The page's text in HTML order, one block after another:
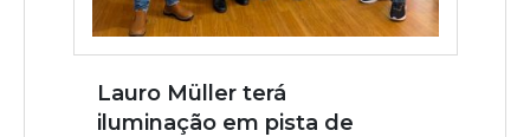
Lauro Müller terá
iluminação em pista de